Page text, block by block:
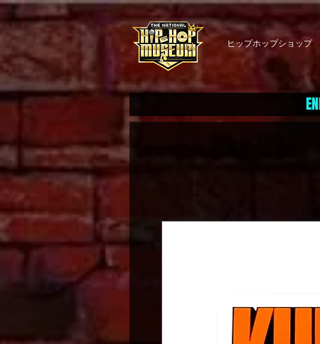
ヒップホップショップ